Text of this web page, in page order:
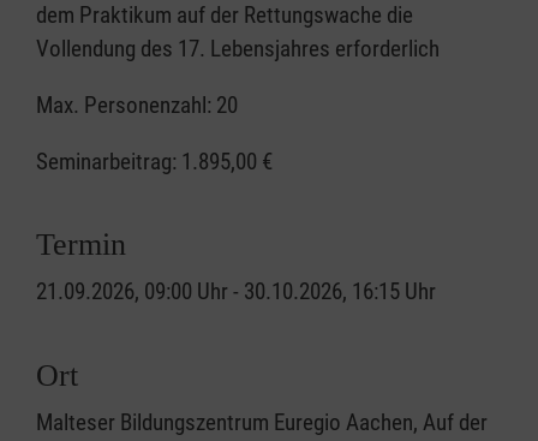
dem Praktikum auf der Rettungswache die
Vollendung des 17. Lebensjahres erforderlich
Max. Personenzahl: 20
Seminarbeitrag: 1.895,00 €
Termin
21.09.2026, 09:00 Uhr - 30.10.2026, 16:15 Uhr
Ort
Malteser Bildungszentrum Euregio Aachen, Auf der